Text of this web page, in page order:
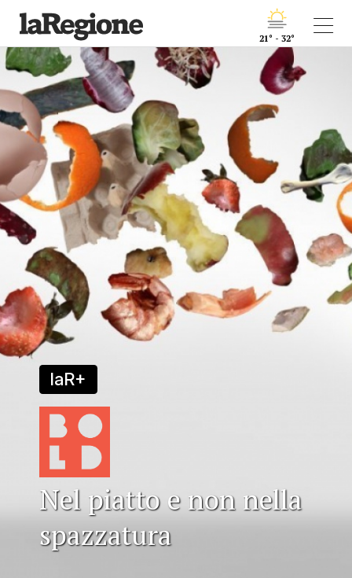
21° - 32°
laR+
Nel piatto e non nella
spazzatura